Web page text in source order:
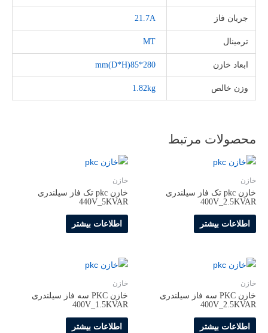
جریان فاز 21.7A
ترمینال MT
ابعاد خازن 280*85(D*H)mm
وزن خالص 1.82kg
محصولات مرتبط
خازن
خازن pkc تک فاز سیلندری
400V_2.5KVAR
اطلاعات بیشتر
خازن
خازن pkc تک فاز سیلندری
440V_5KVAR
اطلاعات بیشتر
خازن
خازن PKC سه فاز سیلندری
400V_2.5KVAR
اطلاعات بیشتر
خازن
خازن PKC سه فاز سیلندری
400V_1.5KVAR
اطلاعات بیشتر